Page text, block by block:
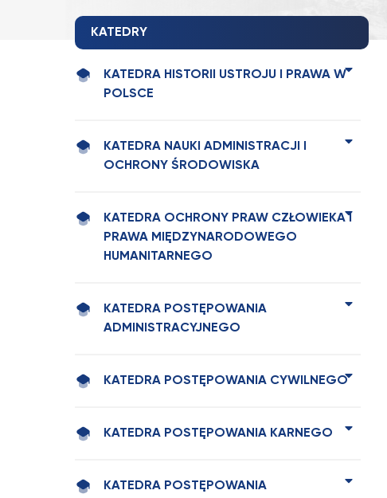
KATEDRY
KATEDRA HISTORII USTROJU I PRAWA W
POLSCE
KATEDRA NAUKI ADMINISTRACJI I
OCHRONY ŚRODOWISKA
KATEDRA OCHRONY PRAW CZŁOWIEKA I
PRAWA MIĘDZYNARODOWEGO
HUMANITARNEGO
KATEDRA POSTĘPOWANIA
ADMINISTRACYJNEGO
KATEDRA POSTĘPOWANIA CYWILNEGO
KATEDRA POSTĘPOWANIA KARNEGO
KATEDRA POSTĘPOWANIA